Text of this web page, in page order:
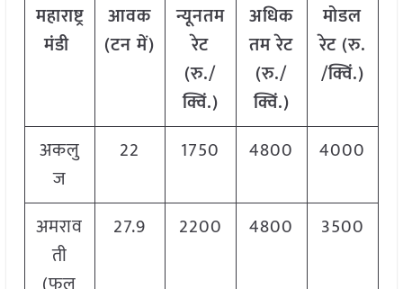
महाराष्ट्र
मंडी
आवक
(टन में)
न्यूनतम
रेट
(रु./
क्विं.)
अधिक
तम रेट
(रु./
क्विं.)
मोडल
रेट (रु.
/क्विं.)
अकलु
ज
22 1750 4800 4000
अमराव
ती
27.9 2200 4800 3500